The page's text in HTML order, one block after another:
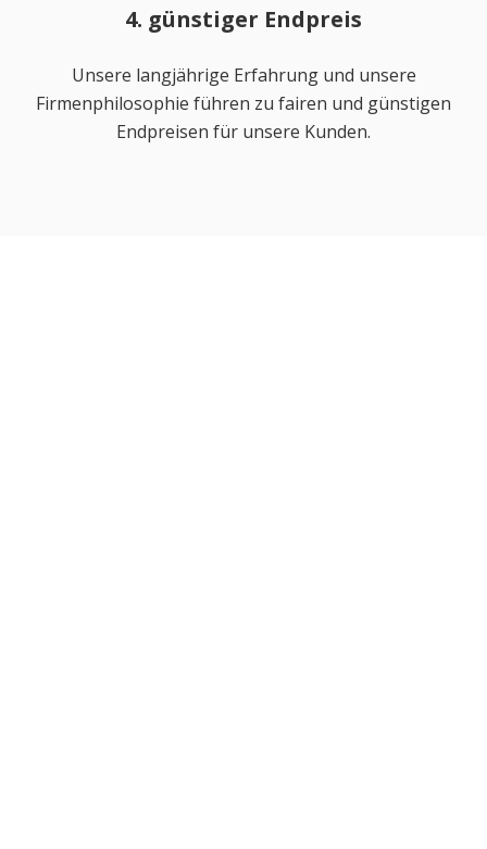
4. günstiger Endpreis
Unsere langjährige Erfahrung und unsere
Firmenphilosophie führen zu fairen und günstigen
Endpreisen für unsere Kunden.